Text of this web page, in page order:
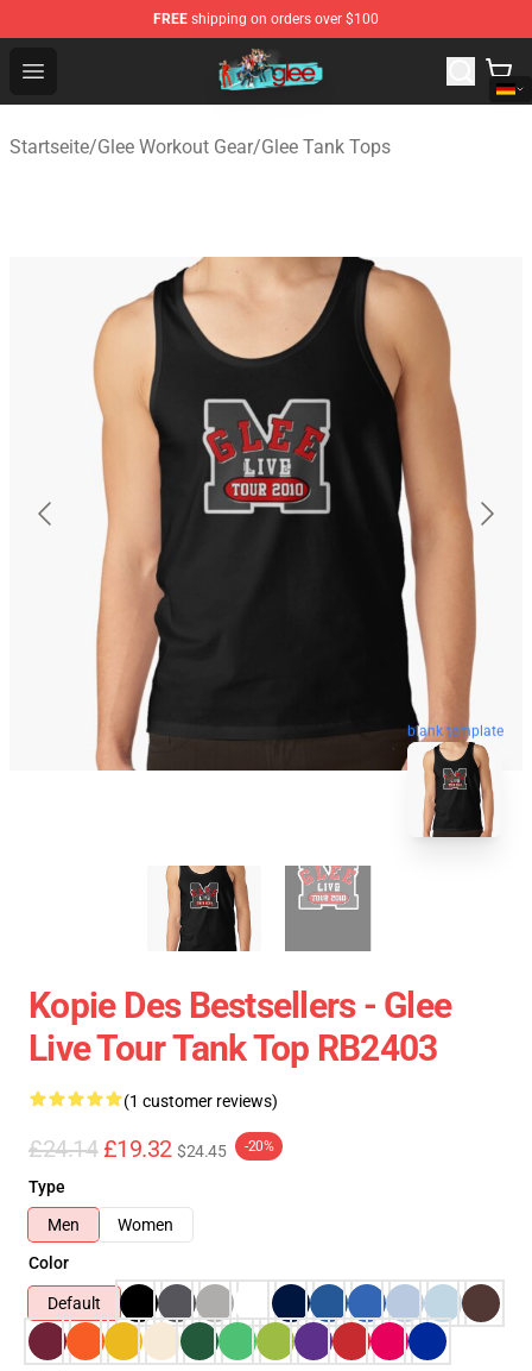
FREE shipping on orders over $100
Open menu
Glee Store - Official Glee Merchandise Shop
Startseite/Glee Workout Gear/Glee Tank Tops
blank template
Kopie Des Bestsellers - Glee
Live Tour Tank Top RB2403
(1 customer reviews)
£24.14 £19.32 $24.45 -20%
Type
Men
Women
Color
Default